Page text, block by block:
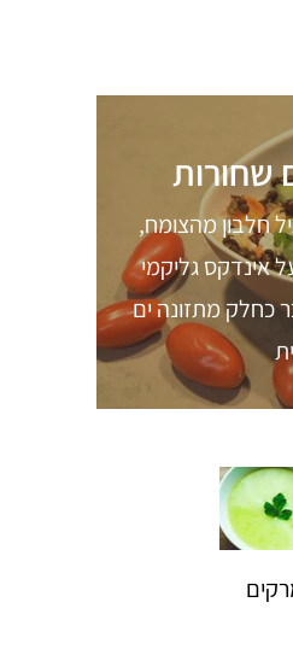
שחורות
חלבון מהצומח,
אינדקס גליקמי
כחלק מתזונה ים